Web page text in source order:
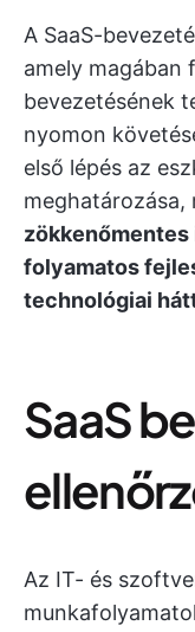
A SaaS-
amely magában
bevezetésének
nyomon
első lépés az
meghatározása,
folyamatos
technológiai
SaaS
Az IT- és